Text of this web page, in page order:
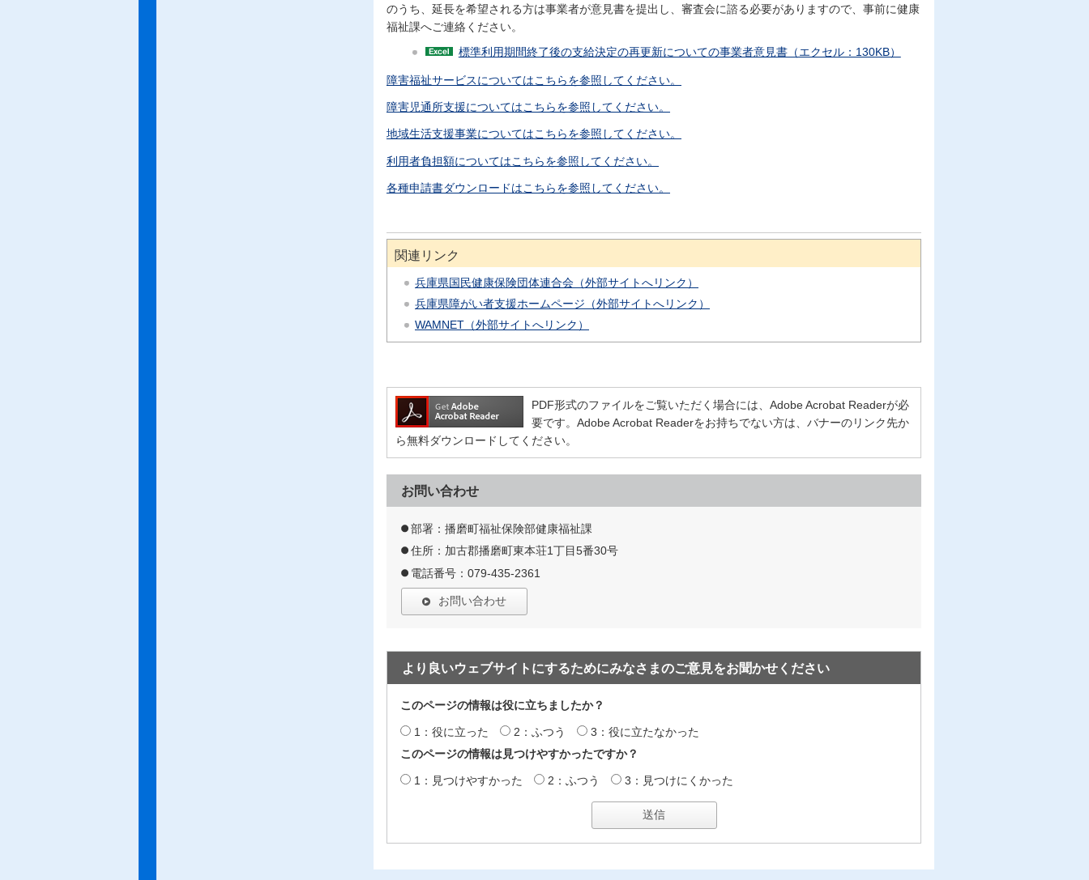
のうち、延長を希望される方は事業者が意見書を提出し、審査会に諮る必要がありますので、事前に健康
福祉課へご連絡ください。
標準利用期間終了後の支給決定の再更新についての事業者意見書（エクセル：130KB）
障害福祉サービスについてはこちらを参照してください。
障害児通所支援についてはこちらを参照してください。
地域生活支援事業についてはこちらを参照してください。
利用者負担額についてはこちらを参照してください。
各種申請書ダウンロードはこちらを参照してください。
関連リンク
兵庫県国民健康保険団体連合会（外部サイトへリンク）
兵庫県障がい者支援ホームページ（外部サイトへリンク）
WAMNET（外部サイトへリンク）
PDF形式のファイルをご覧いただく場合には、Adobe Acrobat Readerが必
要です。Adobe Acrobat Readerをお持ちでない方は、バナーのリンク先か
ら無料ダウンロードしてください。
お問い合わせ
部署：播磨町福祉保険部健康福祉課
住所：加古郡播磨町東本荘1丁目5番30号
電話番号：079-435-2361
お問い合わせ
より良いウェブサイトにするためにみなさまのご意見をお聞かせください
このページの情報は役に立ちましたか？
1：役に立った 2：ふつう
3：役に立たなかった
このページの情報は見つけやすかったですか？
1：見つけやすかった 2：ふつう 3：見つけにくかった